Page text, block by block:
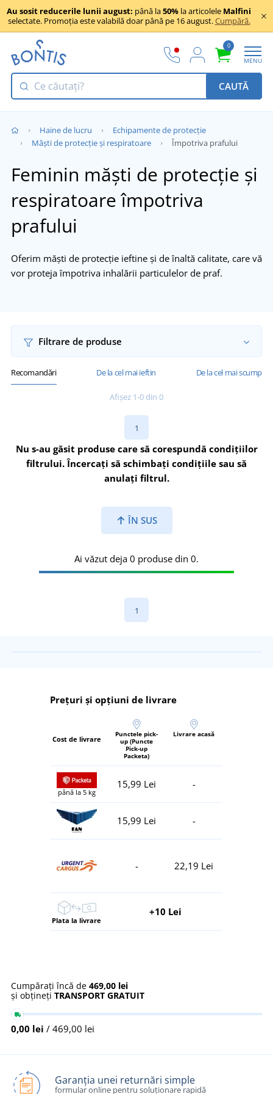
Au sosit reducerile lunii august: până la50% la articolele Malfini
selectate. Promoția este valabilă doar până pe 16 august.Cumpără.
0
MENU
CAUTĂ
Haine de lucru
Echipamente de protecție
Măști de protecție și respiratoare
Împotriva prafului
Feminin măști de protecție și
respiratoare împotriva
prafului
Oferim măști de protecție ieftine și de înaltă calitate, care vă
vor proteja împotriva inhalării particulelor de praf.
Filtrare de produse
Recomandări De la cel mai ieftin De la cel mai scump
Afișez 1-0 din 0
1
Nu s-au găsit produse care să corespundă condițiilor
filtrului. Încercați să schimbați condițiile sau să
anulați filtrul.
ÎN SUS
Ai văzut deja 0 produse din 0.
1
Prețuri și opțiuni de livrare
Cost de livrare
Punctele pick-
up (Puncte
Pick-up
Packeta)
Livrare acasă
până la 5 kg
15,99 Lei -
15,99 Lei -
- 22,19 Lei
Plata la livrare
+10 Lei
Cumpărați încă de 469,00 lei
și obțineți TRANSPORT GRATUIT
0,00 lei / 469,00 lei
Garanția unei returnări simple
formular online pentru soluționare rapidă